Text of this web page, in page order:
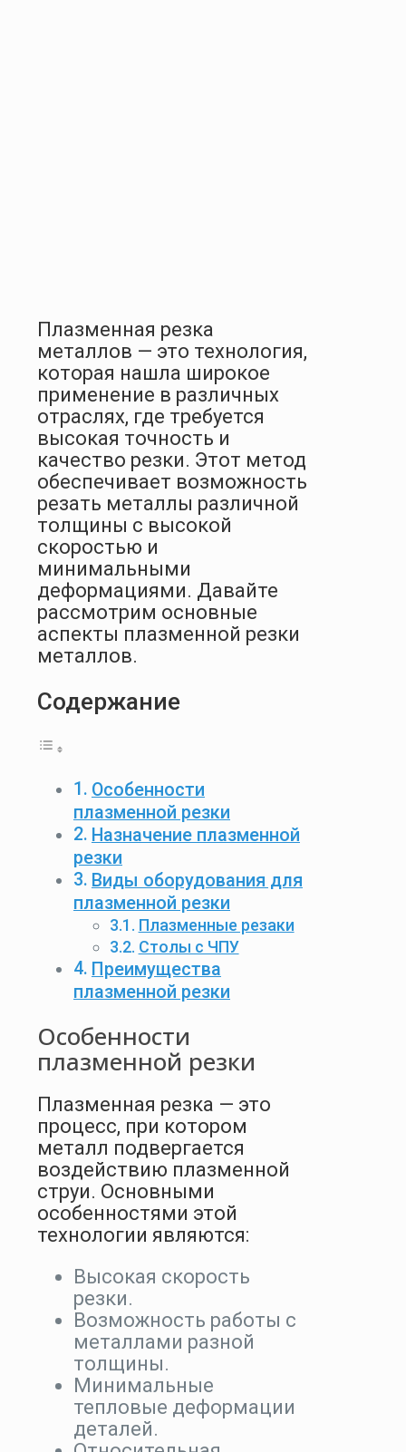
Плазменная резка
металлов — это технология,
которая нашла широкое
применение в различных
отраслях, где требуется
высокая точность и
качество резки. Этот метод
обеспечивает возможность
резать металлы различной
толщины с высокой
скоростью и
минимальными
деформациями. Давайте
рассмотрим основные
аспекты плазменной резки
металлов.
Содержание
Особенности
плазменной резки
Назначение плазменной
резки
Виды оборудования для
плазменной резки
Плазменные резаки
Столы с ЧПУ
Преимущества
плазменной резки
Особенности
плазменной резки
Плазменная резка — это
процесс, при котором
металл подвергается
воздействию плазменной
струи. Основными
особенностями этой
технологии являются:
Высокая скорость
резки.
Возможность работы с
металлами разной
толщины.
Минимальные
тепловые деформации
деталей.